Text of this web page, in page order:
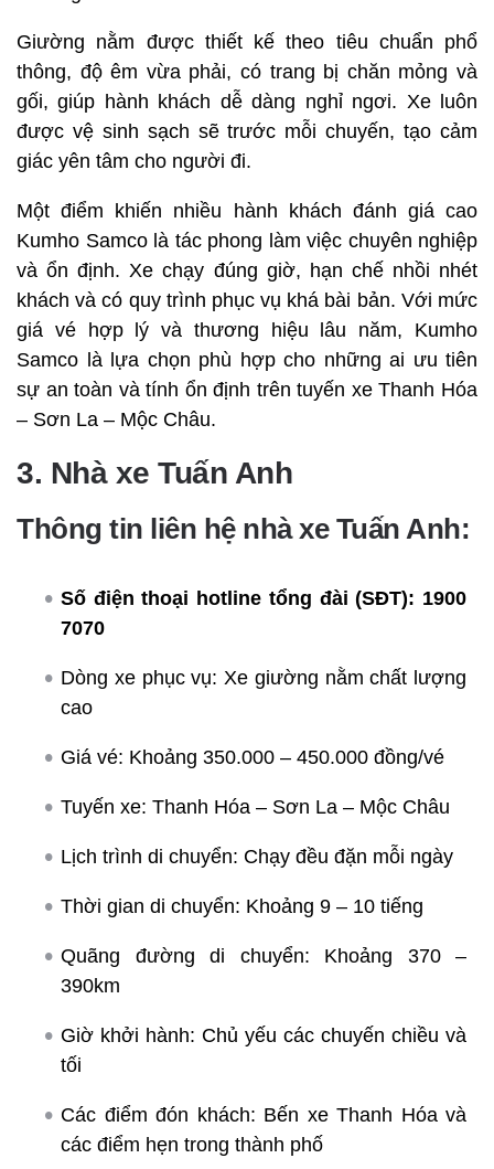
Giường nằm được thiết kế theo tiêu chuẩn phổ
thông, độ êm vừa phải, có trang bị chăn mỏng và
gối, giúp hành khách dễ dàng nghỉ ngơi. Xe luôn
được vệ sinh sạch sẽ trước mỗi chuyến, tạo cảm
giác yên tâm cho người đi.
Một điểm khiến nhiều hành khách đánh giá cao
Kumho Samco là tác phong làm việc chuyên nghiệp
và ổn định. Xe chạy đúng giờ, hạn chế nhồi nhét
khách và có quy trình phục vụ khá bài bản. Với mức
giá vé hợp lý và thương hiệu lâu năm, Kumho
Samco là lựa chọn phù hợp cho những ai ưu tiên
sự an toàn và tính ổn định trên tuyến xe Thanh Hóa
– Sơn La – Mộc Châu.
3. Nhà xe Tuấn Anh
Thông tin liên hệ nhà xe Tuấn Anh:
Số điện thoại hotline tổng đài (SĐT): 1900
7070
Dòng xe phục vụ: Xe giường nằm chất lượng
cao
Giá vé: Khoảng 350.000 – 450.000 đồng/vé
Tuyến xe: Thanh Hóa – Sơn La – Mộc Châu
Lịch trình di chuyển: Chạy đều đặn mỗi ngày
Thời gian di chuyển: Khoảng 9 – 10 tiếng
Quãng đường di chuyển: Khoảng 370 –
390km
Giờ khởi hành: Chủ yếu các chuyến chiều và
tối
Các điểm đón khách: Bến xe Thanh Hóa và
các điểm hẹn trong thành phố